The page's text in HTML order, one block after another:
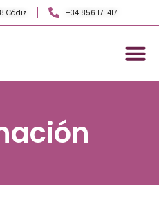
Cádiz +34 856 171 417